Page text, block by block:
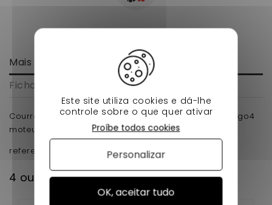
Mais informação
Ficha de dados
Courroie-variateur microcar cargo,mgo3,highland,mgo4
moteur progress 836mm pour voiture sans permis.
reference : EPCOUR40
4 outros produtos na mesma categoria:
Este site utiliza cookies e dá-lhe
controle sobre o que quer ativar
OK, aceitar tudo
Proíbe todos cookies
Personalizar